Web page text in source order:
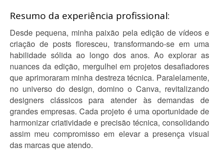
Resumo da experiência profissional:
Desde pequena, minha paixão pela edição de vídeos e
criação de posts floresceu, transformando-se em uma
habilidade sólida ao longo dos anos. Ao explorar as
nuances da edição, mergulhei em projetos desafiadores
que aprimoraram minha destreza técnica. Paralelamente,
no universo do design, domino o Canva, revitalizando
designers clássicos para atender às demandas de
grandes empresas. Cada projeto é uma oportunidade de
harmonizar criatividade e precisão técnica, consolidando
assim meu compromisso em elevar a presença visual
das marcas que atendo.